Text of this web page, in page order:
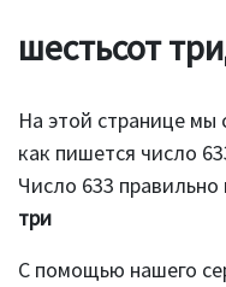
шестьсот
На этой странице
как пишется число
Число 633
три
С помощью нашего